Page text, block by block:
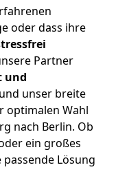
oder dass ihre
Partner
und
unser breite
optimalen Wahl
nach Berlin. Ob
ein großes
Lösung